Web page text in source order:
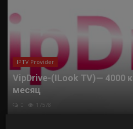
IPTV Provider
VipDrive-(ILook TV)— 4000
месяц
0 17578